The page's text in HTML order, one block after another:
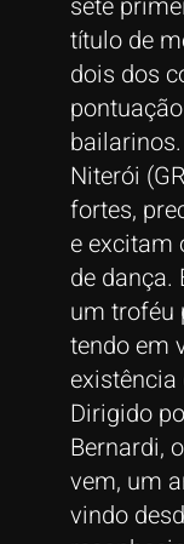
título de
dois dos
Niterói
fortes,
e excitam
de dança.
um troféu
tendo em
existência
Dirigido
Bernardi,
vem, um
vindo